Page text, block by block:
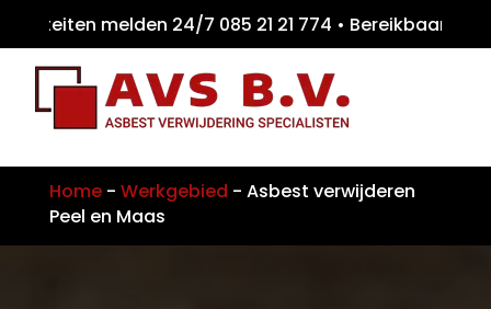
melden 24/7 085 21 21 774 •
Home- Werkgebied - Asbest verwijderen
Peel en Maas